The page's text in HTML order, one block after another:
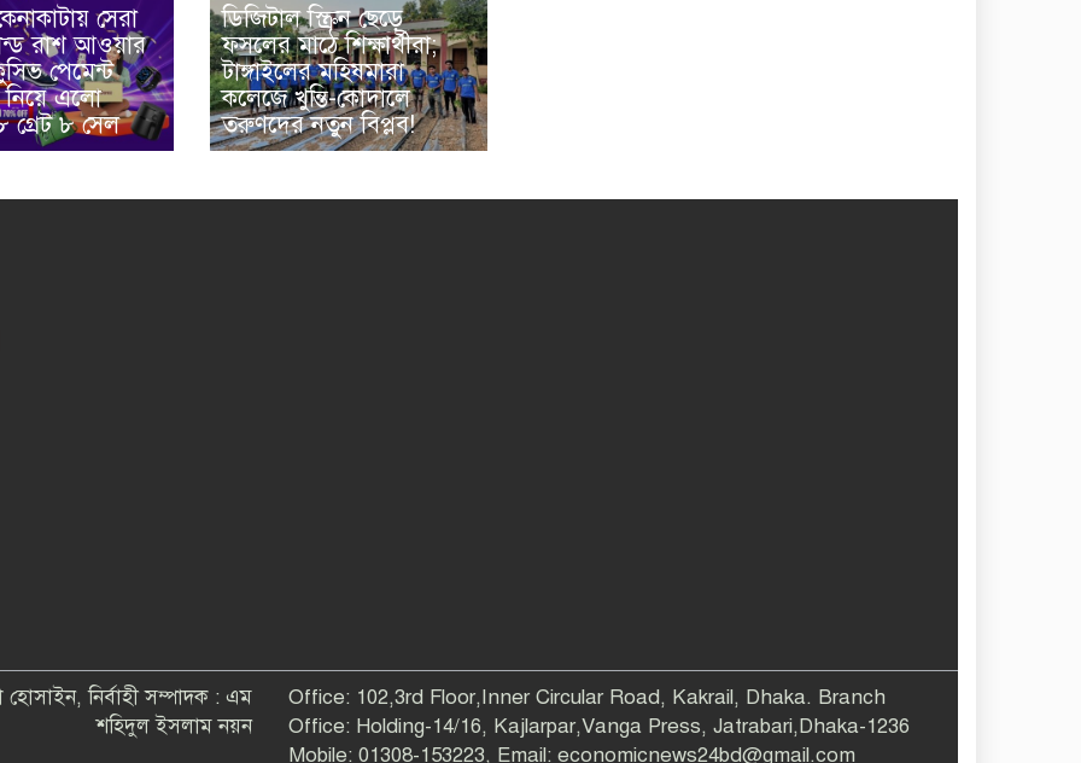
সেরা
রাশ আওয়ার
পেমেন্ট
নিয়ে এলো
গ্রেট ৮ সেল
ডিজিটাল স্ক্রিন ছেড়ে
ফসলের মাঠে শিক্ষার্থীরা;
টাঙ্গাইলের মহিষমারা
কলেজে খুন্তি-কোদালে
তরুণদের নতুন বিপ্লব!
নির্বাহী সম্পাদক : এম
শহিদুল ইসলাম নয়ন
Office: 102,3rd Floor,Inner Circular Road, Kakrail, Dhaka. Branch
Office: Holding-14/16, Kajlarpar,Vanga Press, Jatrabari,Dhaka-1236
Mobile: 01308-153223, Email: economicnews24bd@gmail.com